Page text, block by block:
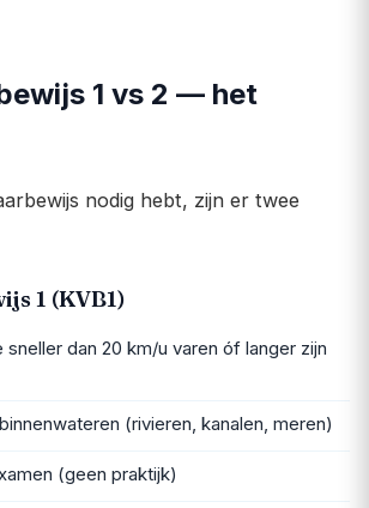
1 vs 2 — het
nodig hebt, zijn er twee
1 (KVB1)
sneller dan 20 km/u varen óf langer zijn
(rivieren, kanalen, meren)
(geen praktijk)